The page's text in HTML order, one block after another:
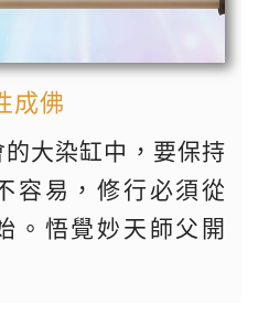
成佛
的大染缸中，要保持
容易，修行必須從
。悟覺妙天師父開